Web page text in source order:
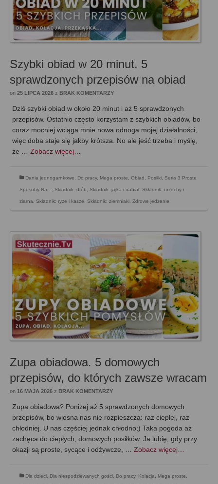
Szybki obiad w 20 minut. 5
sprawdzonych przepisów na obiad
on 25 LIPCA 2026 z BRAK KOMENTARZY
Dziś szybki obiad w około 20 minut i aż 5 sprawdzonych
przepisów. Ostatnio często korzystam z szybkich obiadów, bo
coraz mocniej wciąga mnie nowa odnoga mojej działalności,
więc doba staje się jakby krótsza. No ale jeść trzeba i myślę,
że … Zobacz więcej…
Dania jednogarnkowe, Do pracy, Mega proste, Obiad , Posiłki, Seria 3 Proste
Sposoby Na..., Składnik: drób, Składnik: jajka i nabiał, Składnik: orzechy i
ziarna, Składnik: ryże i kasze, Składnik: ziemniaki, Zdrowe jedzenie
Zupa obiadowa. 5 domowych
przepisów, do których zawsze wracam
on 16 MAJA 2026 z BRAK KOMENTARZY
Zupa obiadowa? Poniżej aż 5 sprawdzonych domowych
przepisów, bo wiosna nas nie rozpieszcza: raz cieplej, raz
chłodniej. U nas częściej jednak chłodno;) Taka pogoda aż
zachęca do ciepłych, domowych posiłków. Ja lubię, gdy przy
okazji są proste, sycące i odżywcze, … Zobacz więcej…
Dla dzieci Dla niespodziewanych gości Do pracy, Kolacja Mega proste